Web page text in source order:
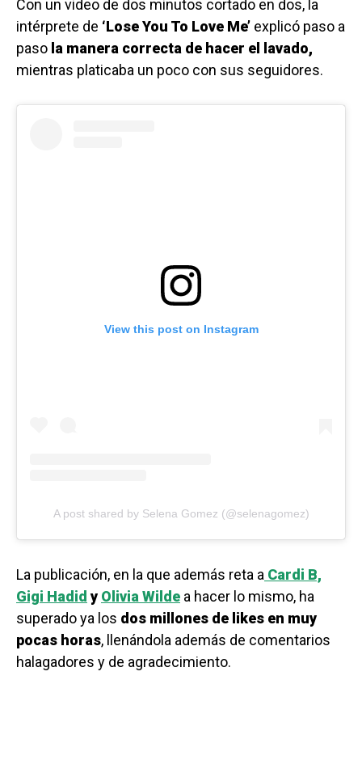
Con un video de dos minutos cortado en dos, la
intérprete de ‘Lose You To Love Me’ explicó paso a
paso la manera correcta de hacer el lavado,
mientras platicaba un poco con sus seguidores.
View this post on Instagram
A post shared by Selena Gomez (@selenagomez)
La publicación, en la que además reta a Cardi B,
Gigi Hadid y Olivia Wilde a hacer lo mismo, ha
superado ya los dos millones de likes en muy
pocas horas, llenándola además de comentarios
halagadores y de agradecimiento.